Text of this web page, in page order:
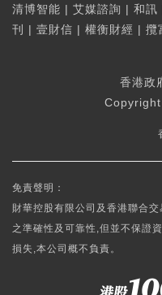
清博智能 | 艾媒諮詢 | 和訊
刊
| 壹財信 | 權衡財經 | 攬
香港政
免責聲明：
財華控股有限公司及香港聯合
之準確性及可靠性,但並不保證
損失,本公司概不負責。